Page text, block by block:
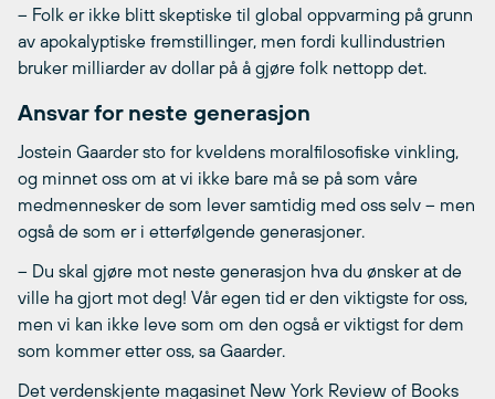
– Folk er ikke blitt skeptiske til global oppvarming på grunn
av apokalyptiske fremstillinger, men fordi kullindustrien
bruker milliarder av dollar på å gjøre folk nettopp det.
Ansvar for neste generasjon
Jostein Gaarder sto for kveldens moralfilosofiske vinkling,
og minnet oss om at vi ikke bare må se på som våre
medmennesker de som lever samtidig med oss selv – men
også de som er i etterfølgende generasjoner.
– Du skal gjøre mot neste generasjon hva du ønsker at de
ville ha gjort mot deg! Vår egen tid er den viktigste for oss,
men vi kan ikke leve som om den også er viktigst for dem
som kommer etter oss, sa Gaarder.
Det verdenskjente magasinet New York Review of Books